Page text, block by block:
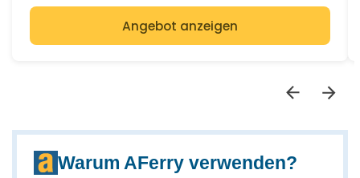
Angebot anzeigen
Warum AFerry verwenden?